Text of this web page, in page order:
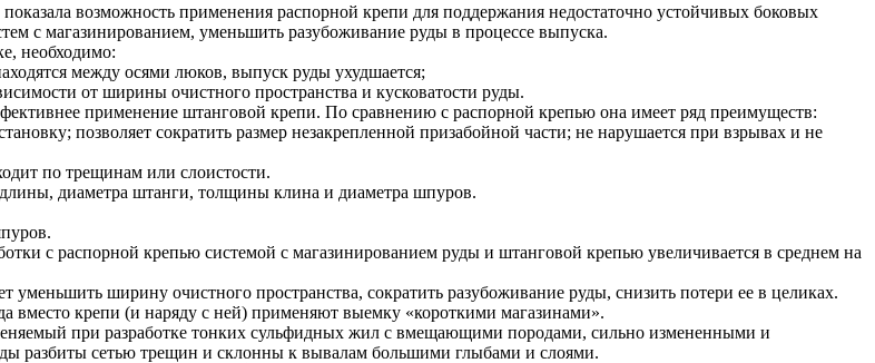
возможность применения распорной крепи для поддержания недостаточно устойчивых боковых
с магазинированием, уменьшить разубоживание руды в процессе выпуска.
необходимо:
между осями люков, выпуск руды ухудшается;
от ширины очистного пространства и кусковатости руды.
применение штанговой крепи. По сравнению с распорной крепью она имеет ряд преимуществ:
позволяет сократить размер незакрепленной призабойной части; не нарушается при взрывах и не
по трещинам или слоистости.
диаметра штанги, толщины клина и диаметра шпуров.
с распорной крепью системой с магазинированием руды и штанговой крепью увеличивается в среднем на
ширину очистного пространства, сократить разубоживание руды, снизить потери ее в целиках.
вместо крепи (и наряду с ней) применяют выемку «короткими магазинами».
при разработке тонких сульфидных жил с вмещающими породами, сильно измененными и
разбиты сетью трещин и склонны к вывалам большими глыбами и слоями.